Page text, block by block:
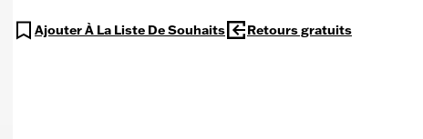
Ajouter À La Liste De Souhaits Retours gratuits